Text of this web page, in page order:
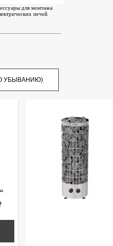
для монтажа
печей
УБЫВАНИЮ)